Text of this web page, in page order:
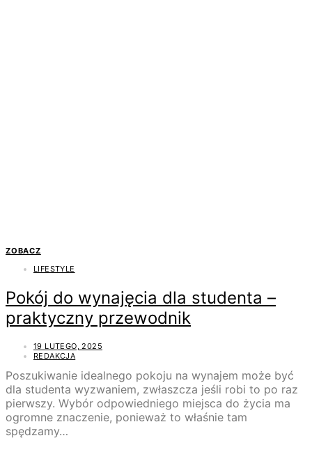
ZOBACZ
LIFESTYLE
Pokój do wynajęcia dla studenta –
praktyczny przewodnik
19 LUTEGO, 2025
REDAKCJA
Poszukiwanie idealnego pokoju na wynajem może być
dla studenta wyzwaniem, zwłaszcza jeśli robi to po raz
pierwszy. Wybór odpowiedniego miejsca do życia ma
ogromne znaczenie, ponieważ to właśnie tam
spędzamy…